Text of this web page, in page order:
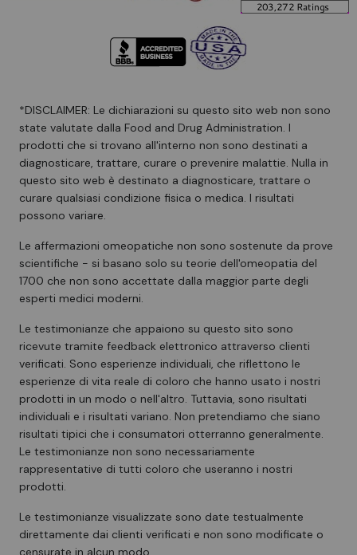
*DISCLAIMER: Le dichiarazioni su questo sito web non sono
state valutate dalla Food and Drug Administration. I
prodotti che si trovano all'interno non sono destinati a
diagnosticare, trattare, curare o prevenire malattie. Nulla in
questo sito web è destinato a diagnosticare, trattare o
curare qualsiasi condizione fisica o medica. I risultati
possono variare.
Le affermazioni omeopatiche non sono sostenute da prove
scientifiche - si basano solo su teorie dell'omeopatia del
1700 che non sono accettate dalla maggior parte degli
esperti medici moderni.
Le testimonianze che appaiono su questo sito sono
ricevute tramite feedback elettronico attraverso clienti
verificati. Sono esperienze individuali, che riflettono le
esperienze di vita reale di coloro che hanno usato i nostri
prodotti in un modo o nell'altro. Tuttavia, sono risultati
individuali e i risultati variano. Non pretendiamo che siano
risultati tipici che i consumatori otterranno generalmente.
Le testimonianze non sono necessariamente
rappresentative di tutti coloro che useranno i nostri
prodotti.
Le testimonianze visualizzate sono date testualmente
direttamente dai clienti verificati e non sono modificate o
censurate in alcun modo.